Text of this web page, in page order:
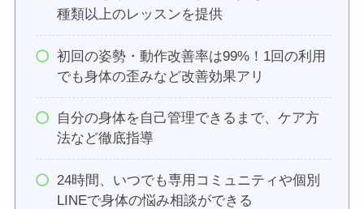
種類以上のレッスンを提供
初回の姿勢・動作改善率は99%！1回の利用
でも身体の歪みなど改善効果アリ
自分の身体を自己管理できるまで、ケア方
法など徹底指導
24時間、いつでも専用コミュニティや個別
LINEで身体の悩み相談ができる